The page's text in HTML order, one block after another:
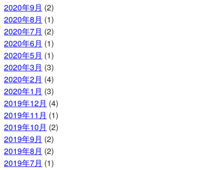
2020年9月 (2)
2020年8月 (1)
2020年7月 (2)
2020年6月 (1)
2020年5月 (1)
2020年3月 (3)
2020年2月 (4)
2020年1月 (3)
2019年12月 (4)
2019年11月 (1)
2019年10月 (2)
2019年9月 (2)
2019年8月 (2)
2019年7月 (1)